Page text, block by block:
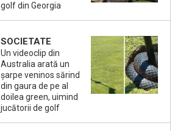
golf din Georgia
SOCIETATE
Un videoclip din
Australia arată un
șarpe veninos sărind
din gaura de pe al
doilea green, uimind
jucătorii de golf